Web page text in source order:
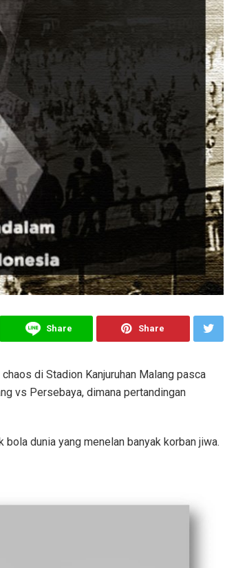
Share Share
di Stadion Kanjuruhan Malang pasca
vs Persebaya, dimana pertandingan
dunia yang menelan banyak korban jiwa.